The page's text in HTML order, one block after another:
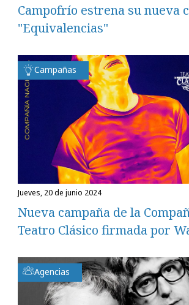
Campofrío estrena su nueva
"Equivalencias"
Campañas
jueves, 20 de junio 2024
Nueva campaña de la
Teatro Clásico firmada por
Agencias